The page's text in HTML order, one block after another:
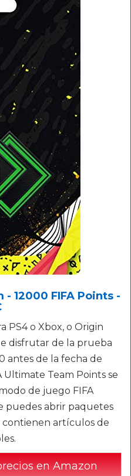
- 12000 FIFA Points -
PS4 o Xbox, o Origin
disfrutar de la prueba
antes de la fecha de
Ultimate Team Points se
de juego FIFA
puedes abrir paquetes
artículos de
en Amazon